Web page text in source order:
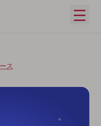
メイ
ス